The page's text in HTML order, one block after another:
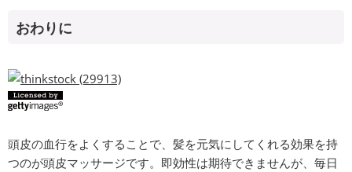
おわりに
頭皮の血行をよくすることで、髪を元気にしてくれる効果を持
つのが頭皮マッサージです。即効性は期待できませんが、毎日